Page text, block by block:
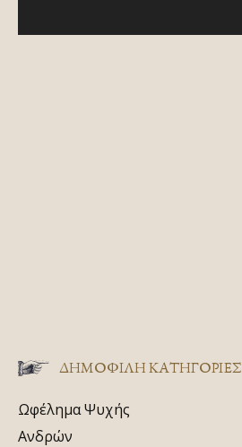
ΔΗΜΟΦΙΛΗ ΚΑΤΗΓΟΡΙΕΣ
Ωφέλημα Ψυχής
Ανδρών